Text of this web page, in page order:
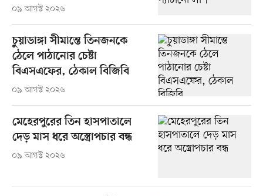
০৯ আগস্ট ২০২৬
চুয়াডাঙ্গা সীমান্তে তিনজনকে
ঠেলে পাঠানোর চেষ্টা
বিএসএফের, ঠেকাল বিজিবি
০৯ আগস্ট ২০২৬
মেহেরপুরের তিন হাসপাতালে
দেড় মাস ধরে অস্ত্রোপচার বন্ধ
০৯ আগস্ট ২০২৬